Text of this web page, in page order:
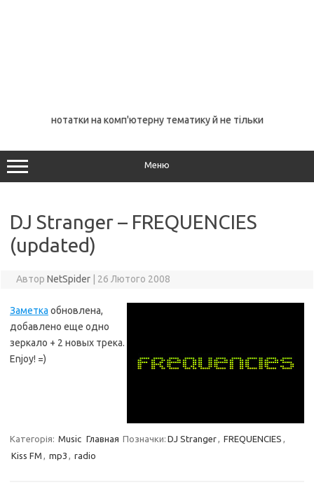
нотатки на комп'ютерну тематику й не тільки
Меню
DJ Stranger – FREQUENCIES
(updated)
Автор NetSpider 26 Лютого 2008
Заметка обновлена,
добавлено еще одно
зеркало + 2 новых трека.
Enjoy! =)
Категорія: Music Главная Позначки: DJ Stranger, FREQUENCIES ,
Kiss FM , mp3 , radio